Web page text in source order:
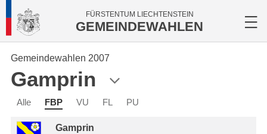
FÜRSTENTUM LIECHTENSTEIN
GEMEINDEWAHLEN
Gemeindewahlen 2007
Gamprin
Alle FBP VU FL PU
Gamprin